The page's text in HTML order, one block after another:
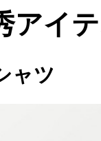
アイ
ャツ